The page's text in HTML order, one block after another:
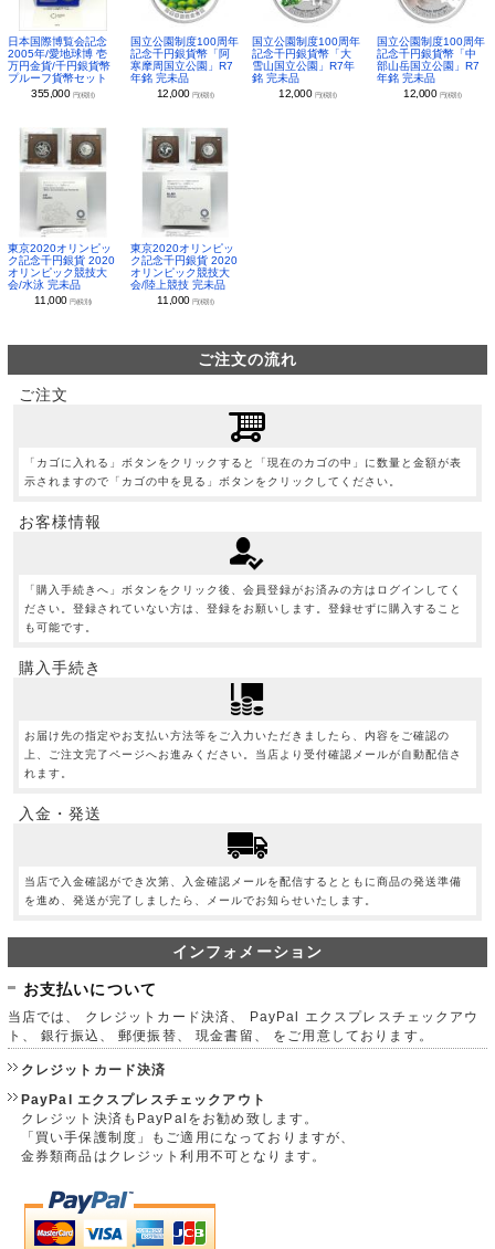
日本国際博覧会記念
2005年/愛地球博 壱
万円金貨/千円銀貨幣
プルーフ貨幣セット
355,000 円(税別)
国立公園制度100周年
記念千円銀貨幣「阿
寒摩周国立公園」R7
年銘 完未品
12,000 円(税別)
国立公園制度100周年
記念千円銀貨幣「大
雪山国立公園」R7年
銘 完未品
12,000 円(税別)
国立公園制度100周年
記念千円銀貨幣「中
部山岳国立公園」R7
年銘 完未品
12,000 円(税別)
東京2020オリンピッ
ク記念千円銀貨 2020
オリンピック競技大
会/水泳 完未品
11,000円(税別)
東京2020オリンピッ
ク記念千円銀貨 2020
オリンピック競技大
会/陸上競技 完未品
11,000 円(税別)
ご注文の流れ
ご注文
「カゴに入れる」ボタンをクリックすると「現在のカゴの中」に数量と金額が表
示されますので「カゴの中を見る」ボタンをクリックしてください。
お客様情報
「購入手続きへ」ボタンをクリック後、会員登録がお済みの方はログインしてく
ださい。登録されていない方は、登録をお願いします。登録せずに購入すること
も可能です。
購入手続き
お届け先の指定やお支払い方法等をご入力いただきましたら、内容をご確認の
上、ご注文完了ページへお進みください。当店より受付確認メールが自動配信さ
れます。
入金・発送
当店で入金確認ができ次第、入金確認メールを配信するとともに商品の発送準備
を進め、発送が完了しましたら、メールでお知らせいたします。
インフォメーション
お支払いについて
当店では、 クレジットカード決済、 PayPal エクスプレスチェックアウ
ト、 銀行振込、 郵便振替、 現金書留、 をご用意しております。
クレジットカード決済
PayPal エクスプレスチェックアウト
クレジット決済もPayPalをお勧め致します。
「買い手保護制度」もご適用になっておりますが、
金券類商品はクレジット利用不可となります。